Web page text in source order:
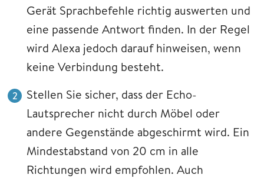
Gerät Sprachbefehle richtig auswerten und
eine passende Antwort finden. In der Regel
wird Alexa jedoch darauf hinweisen, wenn
keine Verbindung besteht.
Stellen Sie sicher, dass der Echo-
Lautsprecher nicht durch Möbel oder
andere Gegenstände abgeschirmt wird. Ein
Mindestabstand von 20 cm in alle
Richtungen wird empfohlen. Auch